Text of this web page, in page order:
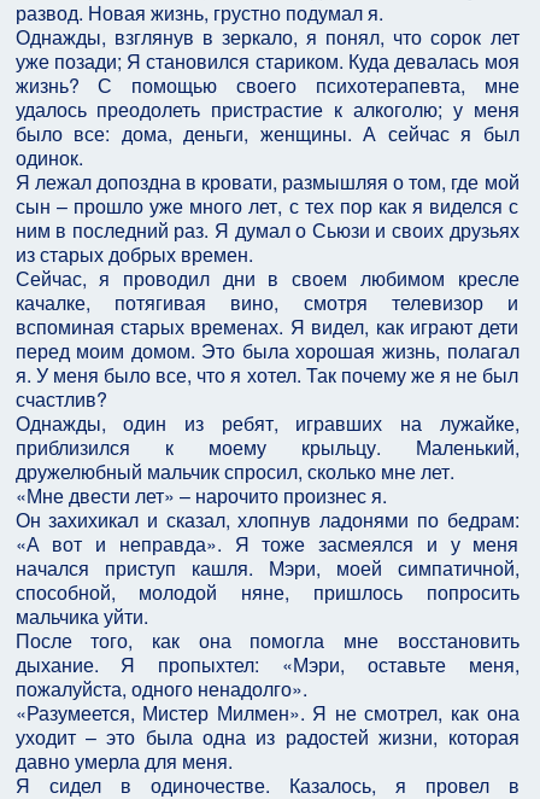
развод. Новая жизнь, грустно подумал я.
Однажды, взглянув в зеркало, я понял, что сорок лет
уже позади; Я становился стариком. Куда девалась моя
жизнь? С помощью своего психотерапевта, мне
удалось преодолеть пристрастие к алкоголю; у меня
было все: дома, деньги, женщины. А сейчас я был
одинок.
Я лежал допоздна в кровати, размышляя о том, где мой
сын – прошло уже много лет, с тех пор как я виделся с
ним в последний раз. Я думал о Сьюзи и своих друзьях
из старых добрых времен.
Сейчас, я проводил дни в своем любимом кресле
качалке, потягивая вино, смотря телевизор и
вспоминая старых временах. Я видел, как играют дети
перед моим домом. Это была хорошая жизнь, полагал
я. У меня было все, что я хотел. Так почему же я не был
счастлив?
Однажды, один из ребят, игравших на лужайке,
приблизился к моему крыльцу. Маленький,
дружелюбный мальчик спросил, сколько мне лет.
«Мне двести лет» – нарочито произнес я.
Он захихикал и сказал, хлопнув ладонями по бедрам:
«А вот и неправда». Я тоже засмеялся и у меня
начался приступ кашля. Мэри, моей симпатичной,
способной, молодой няне, пришлось попросить
мальчика уйти.
После того, как она помогла мне восстановить
дыхание. Я пропыхтел: «Мэри, оставьте меня,
пожалуйста, одного ненадолго».
«Разумеется, Мистер Милмен». Я не смотрел, как она
уходит – это была одна из радостей жизни, которая
давно умерла для меня.
Я сидел в одиночестве. Казалось, я провел в